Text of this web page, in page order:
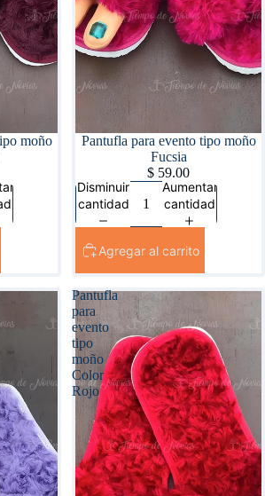
moño
Pantufla para evento tipo moño
Fucsia
$ 59.00
Disminuir
cantidad
Aumentar
cantidad
Agregar al carrito
Pantufla
para
evento
tipo
moño
Color
Rojo